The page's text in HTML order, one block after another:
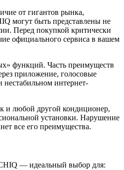
от гигантов рынка,
могут быть представлены не
Перед покупкой критически
официального сервиса в вашем
функций. Часть преимуществ
приложение, голосовые
нестабильном интернет-
и любой другой кондиционер,
установки. Нарушение
все его преимущества.
— идеальный выбор для: